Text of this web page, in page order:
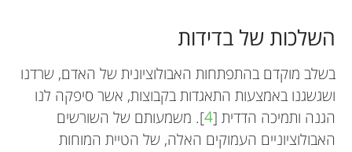
השלכות של בדידות
בשלב מוקדם בהתפתחות האבולוציונית של האדם, שרדנו
ושגשגנו באמצעות התאגדות בקבוצות, אשר סיפקה לנו
הגנה ותמיכה הדדית [4]. משמעותם של השורשים
האבולוציוניים העמוקים האלה, של הטיית המוחות